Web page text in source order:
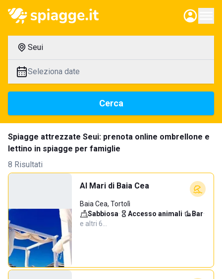
Seui
Seleziona date
Cerca
Spiagge attrezzate Seui: prenota online ombrellone e
lettino in spiagge per famiglie
8 Risultati
Al Mari di Baia Cea
Baia Cea, Tortolì
Sabbiosa· Accesso animali· Bar·
e altri 6…